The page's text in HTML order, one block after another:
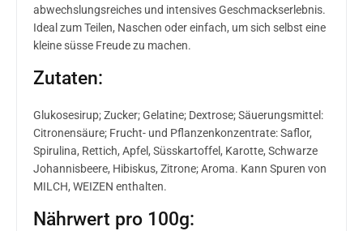
abwechslungsreiches und intensives Geschmackserlebnis.
Ideal zum Teilen, Naschen oder einfach, um sich selbst eine
kleine süsse Freude zu machen.
Zutaten:
Glukosesirup; Zucker; Gelatine; Dextrose; Säuerungsmittel:
Citronensäure; Frucht- und Pflanzenkonzentrate: Saflor,
Spirulina, Rettich, Apfel, Süsskartoffel, Karotte, Schwarze
Johannisbeere, Hibiskus, Zitrone; Aroma. Kann Spuren von
MILCH, WEIZEN enthalten.
Nährwert pro 100g: